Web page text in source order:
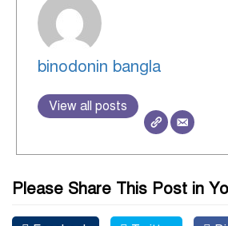
binodonin bangla
View all posts
Please Share This Post in